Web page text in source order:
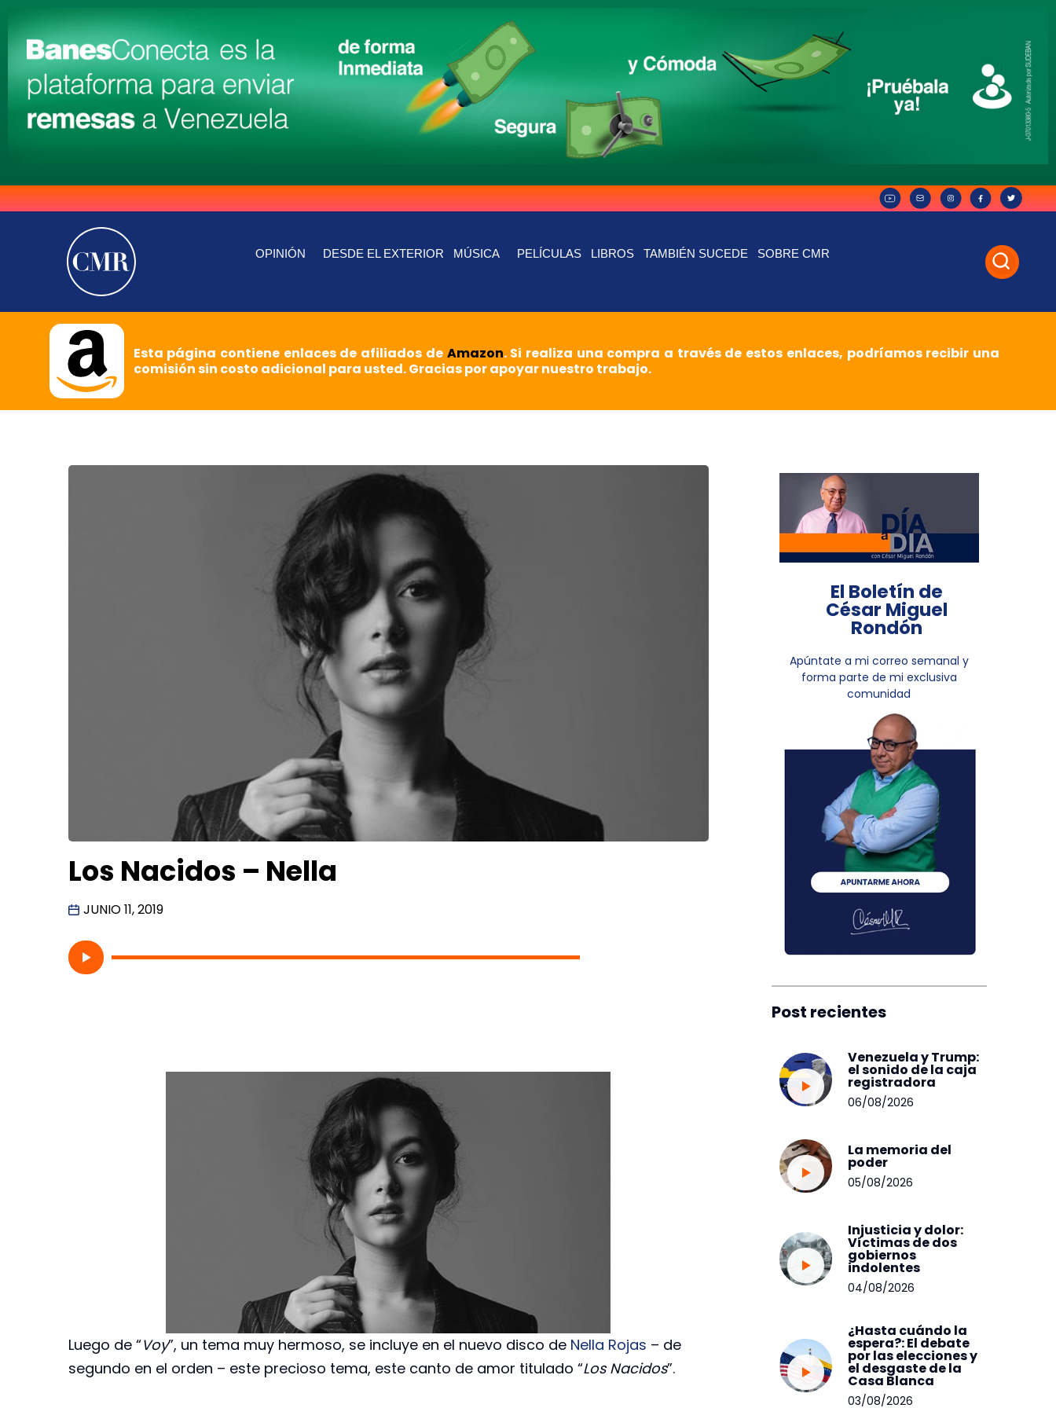
OPINIÓN DESDE EL EXTERIOR MÚSICA PELÍCULAS LIBROS TAMBIÉN SUCEDE SOBRE CMR
Esta página contiene enlaces de afiliados de Amazon. Si realiza una compra a través de estos enlaces, podríamos recibir una
comisión sin costo adicional para usted. Gracias por apoyar nuestro trabajo.
Los Nacidos – Nella
JUNIO 11, 2019
Luego de “Voy”, un tema muy hermoso, se incluye en el nuevo disco de Nella Rojas – de
segundo en el orden – este precioso tema, este canto de amor titulado “Los Nacidos”.
El Boletín de
César Miguel
Rondón
Apúntate a mi correo semanal y
forma parte de mi exclusiva
comunidad
Post recientes
Venezuela y Trump:
el sonido de la caja
registradora
06/08/2026
La memoria del
poder
05/08/2026
Injusticia y dolor:
Víctimas de dos
gobiernos
indolentes
04/08/2026
¿Hasta cuándo la
espera?: El debate
por las elecciones y
el desgaste de la
Casa Blanca
03/08/2026